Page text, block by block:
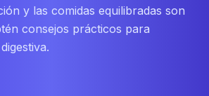
y las comidas equilibradas son
consejos prácticos para